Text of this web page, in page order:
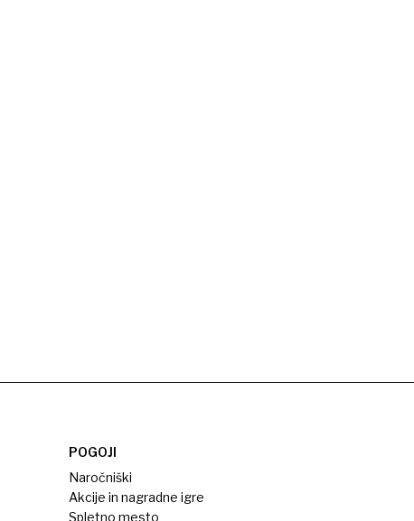
POGOJI
Naročniški
Akcije in nagradne igre
Spletno mesto